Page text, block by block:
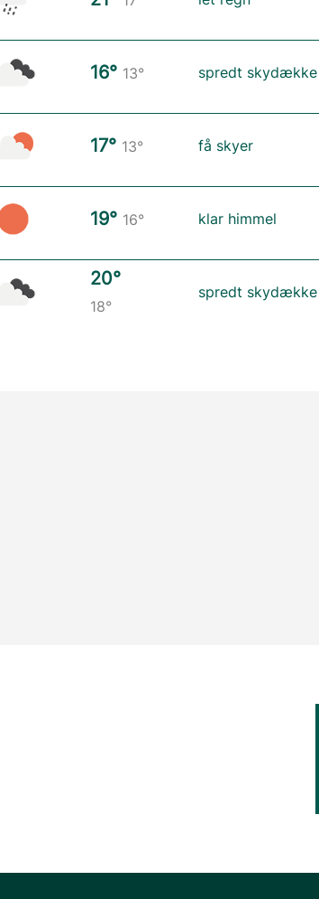
16° 13° spredt skydække
17° 13° få skyer
19° 16° klar himmel
20°
18°
spredt skydække